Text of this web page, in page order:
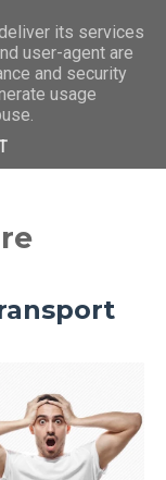
its services
user-agent are
and security
usage